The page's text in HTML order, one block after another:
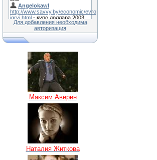
Для добавления необходима
авторизация
Максим Аверин
Наталия Житкова